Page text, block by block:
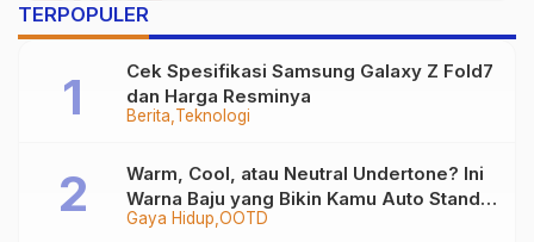
TERPOPULER
Berita Teknologi
Cek Spesifikasi Samsung Galaxy Z Fold7
dan Harga Resminya
Gaya Hidup OOTD
Warm, Cool, atau Neutral Undertone? Ini
Warna Baju yang Bikin Kamu Auto Stand
Out